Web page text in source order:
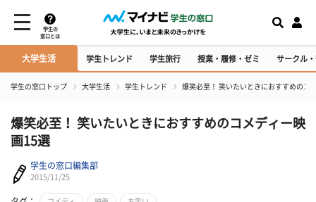
学生の
窓口とは
大学生活 学生トレンド 学生旅行 授業・履修・ゼミ サークル
学生の窓口トップ 大学生活 学生トレンド 爆笑必至！ 笑いたいときにおすすめのコ
爆笑必至！ 笑いたいときにおすすめのコメディー映
画15選
学生の窓口編集部
2015/11/25